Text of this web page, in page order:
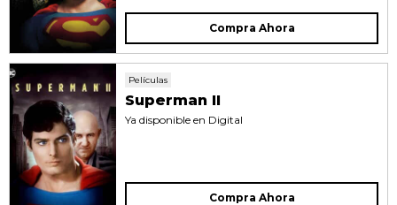
Compra Ahora
Películas
Superman II
Ya disponible en Digital
Compra Ahora